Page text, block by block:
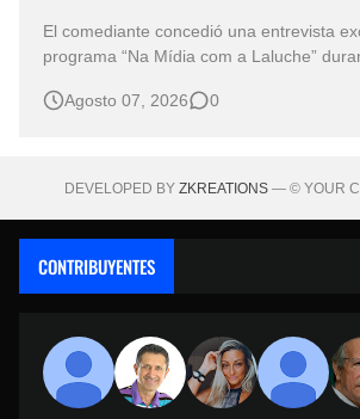
El comediante concedió una entrevista
programa “Na Mídia com a Laluche”
eventos benéficos más importantes de Brasil. En
Agosto 07, 2026 0
DEVELOPED BY ZKREATIONS— © YOUR
CONTRIBUYENTES